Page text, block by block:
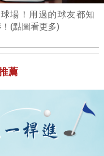
場！用過的球友都知
(點圖看更多)
薦